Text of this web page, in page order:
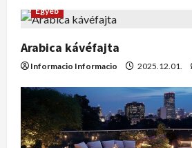
Egyéb
Arabica kávéfajta
Informacio Informacio 2025.12.01.